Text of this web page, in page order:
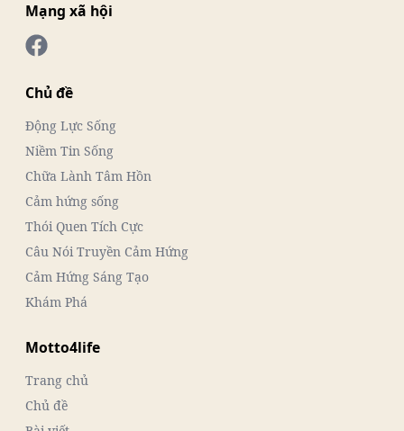
Mạng xã hội
Chủ đề
Động Lực Sống
Niềm Tin Sống
Chữa Lành Tâm Hồn
Cảm hứng sống
Thói Quen Tích Cực
Câu Nói Truyền Cảm Hứng
Cảm Hứng Sáng Tạo
Khám Phá
Motto4life
Trang chủ
Chủ đề